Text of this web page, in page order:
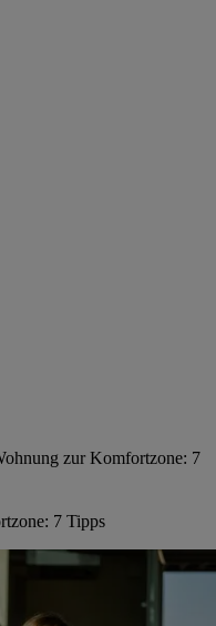
zur Komfortzone: 7
7 Tipps